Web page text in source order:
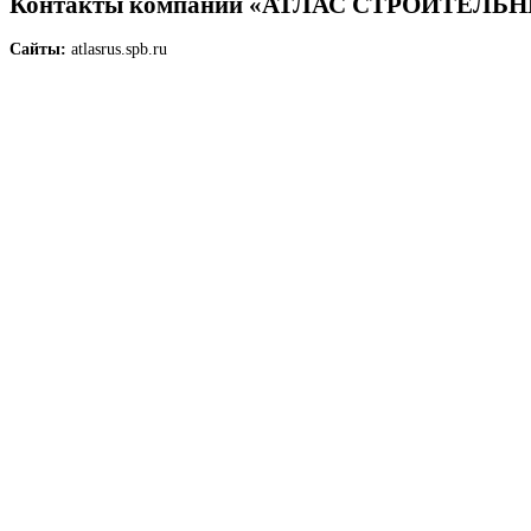
Сайты: atlasrus.spb.ru